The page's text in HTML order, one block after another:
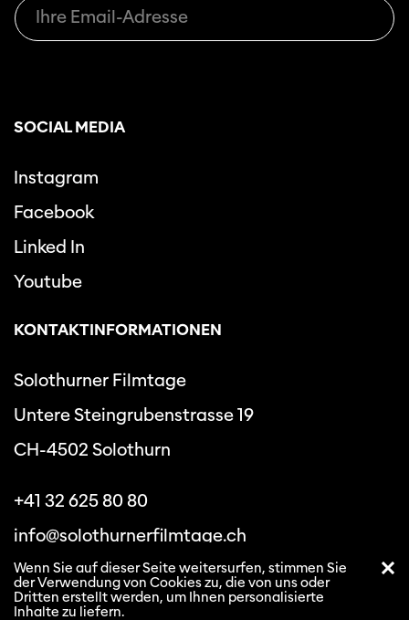
SOCIAL MEDIA
Instagram
Facebook
Linked In
Youtube
KONTAKTINFORMATIONEN
Solothurner Filmtage
Untere Steingrubenstrasse 19
CH-4502 Solothurn
+41 32 625 80 80
info@solothurnerfilmtage.ch
Wenn Sie auf dieser Seite weitersurfen, stimmen Sie
der Verwendung von Cookies zu, die von uns oder
Dritten erstellt werden, um Ihnen personalisierte
Inhalte zu liefern.